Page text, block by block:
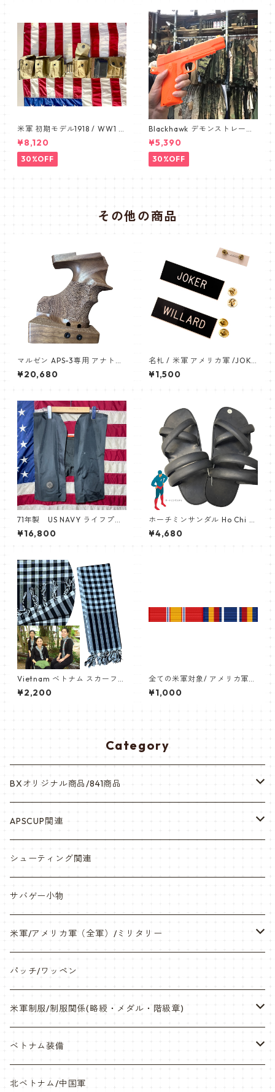
米軍 初期モデル1918 / WW1 B
AR BELT /バーベルト デッド
ストック カップ付き 1911
¥8,120
30%OFF
Blackhawk デモンストレーシ
ョン 1911 オレンジ ピスト
ル pistol
¥5,390
30%OFF
その他の商品
マルゼン APS-3専用 アナトミ
カルウッドグリップ (右)
¥20,680
名札 / 米軍 アメリカ軍 /JOKE
R,WILLARD［各軍各タイプ予
約可・要相談］ネームプレー
¥1,500
71年製 US NAVY ライフプリ
ザーバー
¥16,800
ホーチミンサンダル Ho Chi M
inh ベトナムゴム タイヤ サン
ダル NO3
¥4,680
Vietnam ベトナム スカーフ
カン・ラン（Khăn rằn）チェ
ック Black 黒白 大判ナム戦ス
¥2,200
全ての米軍対象/ アメリカ軍
略綬 2個 リボンバー リボンラ
ック
¥1,000
Category
BXオリジナル商品/841商品
シール・ステッカー（UV加工）
缶バッチ
帽子・Tシャツ・エプロン
ネックレス・アクセサリー・スマホケース
サンダル・Bag
サバゲー装備品・バッテリー
オリジナルパッチ
841マスク・BDUカスタム
APSCUP関連
岡崎APS部
本体・BB弾・小物類
シューティング関連
サバゲー小物
米軍/アメリカ軍（全軍）/ミリタリー
海兵隊/USMC
陸軍/USARMY
空軍/USAF
海軍/USN
パッチ/ワッペン
米軍制服/制服関係(略綬・メダル・階級章)
略綬・リボンバー・メダル等
ピンズ類 階級章(ランク)・資格章等
ベトナム装備
サムズミリタリ屋さん
北ベトナム/中国軍